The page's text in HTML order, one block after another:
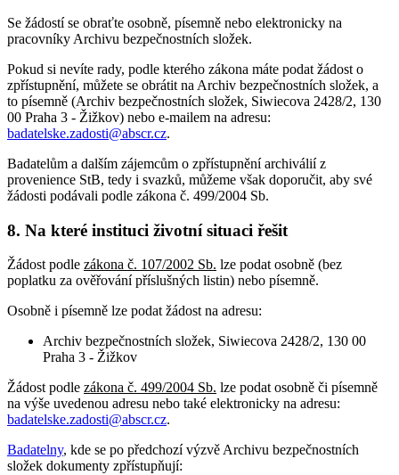
Se žádostí se obraťte osobně, písemně nebo elektronicky na
pracovníky Archivu bezpečnostních složek.
Pokud si nevíte rady, podle kterého zákona máte podat žádost o
zpřístupnění, můžete se obrátit na Archiv bezpečnostních složek, a
to písemně (Archiv bezpečnostních složek, Siwiecova 2428/2, 130
00 Praha 3 - Žižkov) nebo e-mailem na adresu:
badatelske.zadosti@abscr.cz.
Badatelům a dalším zájemcům o zpřístupnění archiválií z
provenience StB, tedy i svazků, můžeme však doporučit, aby své
žádosti podávali podle zákona č. 499/2004 Sb.
8. Na které instituci životní situaci řešit
Žádost podle zákona č. 107/2002 Sb. lze podat osobně (bez
poplatku za ověřování příslušných listin) nebo písemně.
Osobně i písemně lze podat žádost na adresu:
Archiv bezpečnostních složek, Siwiecova 2428/2, 130 00
Praha 3 - Žižkov
Žádost podle zákona č. 499/2004 Sb. lze podat osobně či písemně
na výše uvedenou adresu nebo také elektronicky na adresu:
badatelske.zadosti@abscr.cz.
Badatelny, kde se po předchozí výzvě Archivu bezpečnostních
složek dokumenty zpřístupňují: